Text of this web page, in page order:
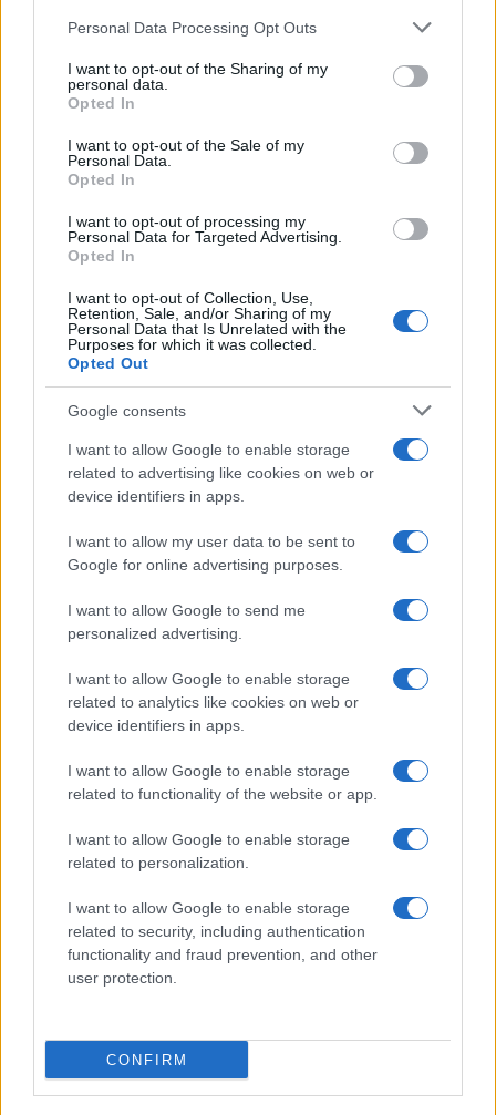
Please note that this website/app uses one or more Google
not limited to your visit or usage behaviour. You may click to
grant or deny consent to Google and its third-party tags to
use your data for below specified purposes in below Google
consent section.
Personal Data Processing Opt Outs
I want to opt-out of the Sharing of my
personal data.
Opted In
I want to opt-out of the Sale of my
Personal Data.
Opted In
I want to opt-out of processing my
Personal Data for Targeted Advertising.
Opted In
I want to opt-out of Collection, Use,
Retention, Sale, and/or Sharing of my
Personal Data that Is Unrelated with the
Purposes for which it was collected.
Opted Out
Google consents
I want to allow Google to enable storage
related to advertising like cookies on web or
device identifiers in apps.
I want to allow my user data to be sent to
Google for online advertising purposes.
I want to allow Google to send me
personalized advertising.
I want to allow Google to enable storage
related to analytics like cookies on web or
device identifiers in apps.
I want to allow Google to enable storage
related to functionality of the website or app.
I want to allow Google to enable storage
related to personalization.
I want to allow Google to enable storage
related to security, including authentication
functionality and fraud prevention, and other
user protection.
CONFIRM